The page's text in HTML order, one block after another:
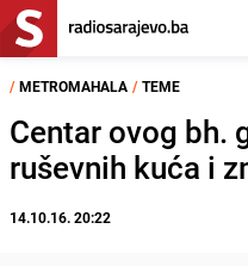
/ METROMAHALA / TEME
Centar ovog bh.
ruševnih kuća i
14.10.16. 20:22